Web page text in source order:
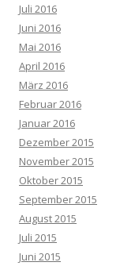
Juli 2016
Juni 2016
Mai 2016
April 2016
März 2016
Februar 2016
Januar 2016
Dezember 2015
November 2015
Oktober 2015
September 2015
August 2015
Juli 2015
Juni 2015